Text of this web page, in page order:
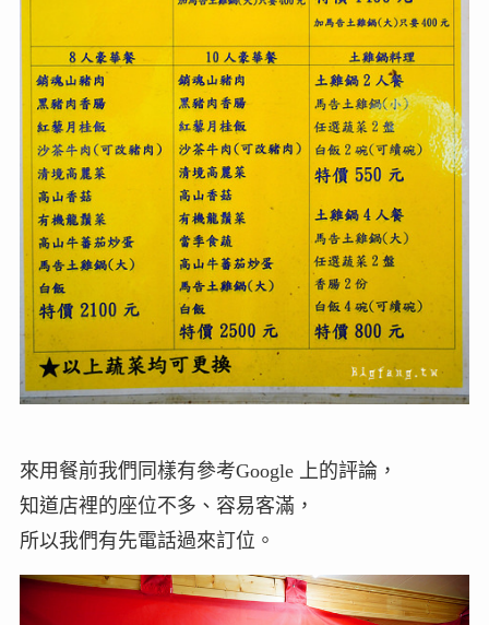
來用餐前我們同樣有參考Google 上的評論，
知道店裡的座位不多、容易客滿，
所以我們有先電話過來訂位。